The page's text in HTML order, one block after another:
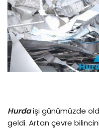
Hurdaişi günümüzde
geldi. Artan çevre